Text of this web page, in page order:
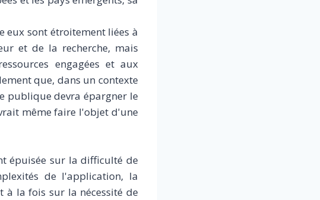
eux sont étroitement liées à
et de la recherche, mais
engagées et aux
que, dans un contexte
publique devra épargner le
même faire l'objet d'une
épuisée sur la difficulté de
de l'application, la
à la fois sur la nécessité de